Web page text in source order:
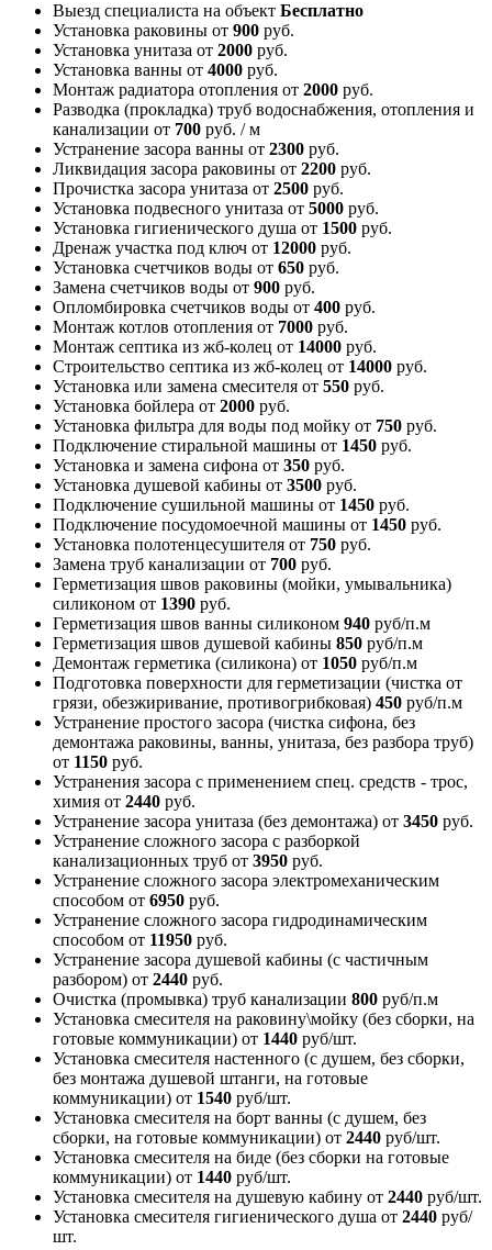
Выезд специалиста на объект Бесплатно
Установка раковины от 900 руб.
Установка унитаза от 2000 руб.
Установка ванны от 4000 руб.
Монтаж радиатора отопления от 2000 руб.
Разводка (прокладка) труб водоснабжения, отопления и
канализации от 700 руб. / м
Устранение засора ванны от 2300 руб.
Ликвидация засора раковины от 2200 руб.
Прочистка засора унитаза от 2500 руб.
Установка подвесного унитаза от 5000 руб.
Установка гигиенического душа от 1500 руб.
Дренаж участка под ключ от 12000 руб.
Установка счетчиков воды от 650 руб.
Замена счетчиков воды от 900 руб.
Опломбировка счетчиков воды от 400 руб.
Монтаж котлов отопления от 7000 руб.
Монтаж септика из жб-колец от 14000 руб.
Строительство септика из жб-колец от 14000 руб.
Установка или замена смесителя от 550 руб.
Установка бойлера от 2000 руб.
Установка фильтра для воды под мойку от 750 руб.
Подключение стиральной машины от 1450 руб.
Установка и замена сифона от 350 руб.
Установка душевой кабины от 3500 руб.
Подключение сушильной машины от 1450 руб.
Подключение посудомоечной машины от 1450 руб.
Установка полотенцесушителя от 750 руб.
Замена труб канализации от 700 руб.
Герметизация швов раковины (мойки, умывальника)
силиконом от 1390 руб.
Герметизация швов ванны силиконом 940 руб/п.м
Герметизация швов душевой кабины 850 руб/п.м
Демонтаж герметика (силикона) от 1050 руб/п.м
Подготовка поверхности для герметизации (чистка от
грязи, обезжиривание, противогрибковая) 450 руб/п.м
Устранение простого засора (чистка сифона, без
демонтажа раковины, ванны, унитаза, без разбора труб)
от 1150 руб.
Устранения засора с применением спец. средств - трос,
химия от 2440 руб.
Устранение засора унитаза (без демонтажа) от 3450 руб.
Устранение сложного засора с разборкой
канализационных труб от 3950 руб.
Устранение сложного засора электромеханическим
способом от 6950 руб.
Устранение сложного засора гидродинамическим
способом от 11950 руб.
Устранение засора душевой кабины (с частичным
разбором) от 2440 руб.
Очистка (промывка) труб канализации 800 руб/п.м
Установка смесителя на раковину\мойку (без сборки, на
готовые коммуникации) от 1440 руб/шт.
Установка смесителя настенного (с душем, без сборки,
без монтажа душевой штанги, на готовые
коммуникации) от 1540 руб/шт.
Установка смесителя на борт ванны (с душем, без
сборки, на готовые коммуникации) от 2440 руб/шт.
Установка смесителя на биде (без сборки на готовые
коммуникации) от 1440 руб/шт.
Установка смесителя на душевую кабину от 2440 руб/шт.
Установка смесителя гигиенического душа от 2440 руб/
шт.